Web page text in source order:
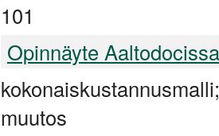
101
Opinnäyte Aaltodocissa
muutos